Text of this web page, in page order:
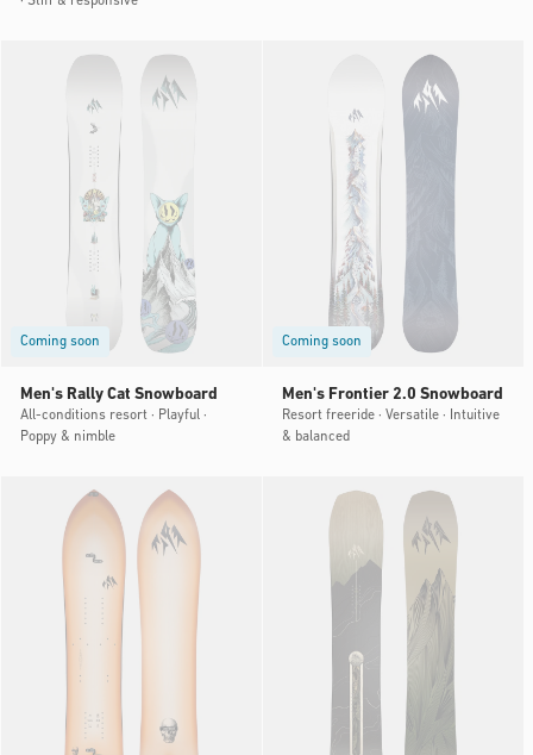
Coming soon
Men's Rally Cat Snowboard
All-conditions resort · Playful ·
Poppy & nimble
Coming soon
Men's Frontier 2.0 Snowboard
Resort freeride · Versatile · Intuitive
& balanced